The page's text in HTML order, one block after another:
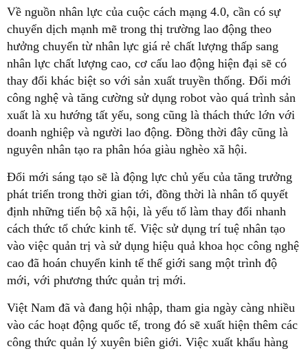
Về nguồn nhân lực của cuộc cách mạng 4.0, cần có sự
chuyển dịch mạnh mẽ trong thị trường lao động theo
hưởng chuyển từ nhân lực giá rẻ chất lượng thấp sang
nhân lực chất lượng cao, cơ cấu lao động hiện đại sẽ có
thay đổi khác biệt so với sản xuất truyền thống. Đổi mới
công nghệ và tăng cường sử dụng robot vào quá trình sản
xuất là xu hướng tất yếu, song cũng là thách thức lớn với
doanh nghiệp và người lao động. Đồng thời đây cũng là
nguyên nhân tạo ra phân hóa giàu nghèo xã hội.
Đổi mới sáng tạo sẽ là động lực chủ yếu của tăng trưởng
phát triển trong thời gian tới, đồng thời là nhân tố quyết
định những tiến bộ xã hội, là yếu tố làm thay đổi nhanh
cách thức tổ chức kinh tế. Việc sử dụng trí tuệ nhân tạo
vào việc quản trị và sử dụng hiệu quả khoa học công nghệ
cao đã hoán chuyển kinh tế thế giới sang một trình độ
mới, với phương thức quản trị mới.
Việt Nam đã và đang hội nhập, tham gia ngày càng nhiều
vào các hoạt động quốc tế, trong đó sẽ xuất hiện thêm các
công thức quản lý xuyên biên giới. Việc xuất khẩu hàng